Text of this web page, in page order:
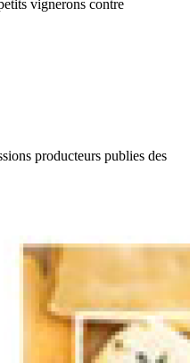
vignerons contre
producteurs publies des